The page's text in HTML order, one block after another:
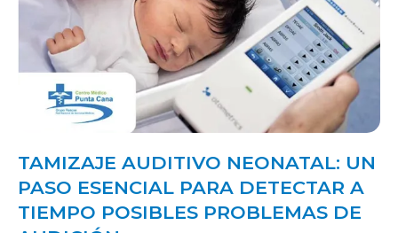
TAMIZAJE AUDITIVO NEONATAL: UN
PASO ESENCIAL PARA DETECTAR A
TIEMPO POSIBLES PROBLEMAS DE